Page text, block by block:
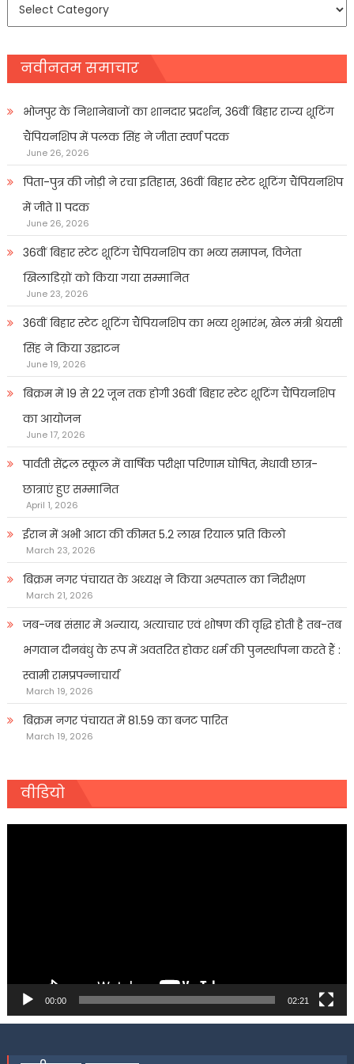
नवीनतम समाचार
भोजपुर के निशानेबाजों का शानदार प्रदर्शन, 36वीं बिहार राज्य शूटिंग
चैंपियनशिप में पलक सिंह ने जीता स्वर्ण पदक
June 26, 2026
पिता-पुत्र की जोड़ी ने रचा इतिहास, 36वीं बिहार स्टेट शूटिंग चैंपियनशिप
में जीते 11 पदक
June 26, 2026
36वीं बिहार स्टेट शूटिंग चैंपियनशिप का भव्य समापन, विजेता
खिलाडिय़ों को किया गया सम्मानित
June 23, 2026
36वीं बिहार स्टेट शूटिंग चैंपियनशिप का भव्य शुभारंभ, खेल मंत्री श्रेयसी
सिंह ने किया उद्घाटन
June 19, 2026
बिक्रम में 19 से 22 जून तक होगी 36वीं बिहार स्टेट शूटिंग चैंपियनशिप
का आयोजन
June 17, 2026
पार्वती सेंट्रल स्कूल में वार्षिक परीक्षा परिणाम घोषित, मेधावी छात्र-
छात्राएं हुए सम्मानित
April 1, 2026
ईरान में अभी आटा की कीमत 5.2 लाख रियाल प्रति किलो
March 23, 2026
बिक्रम नगर पंचायत के अध्यक्ष ने किया अस्पताल का निरीक्षण
March 21, 2026
जब-जब संसार में अन्याय, अत्याचार एवं शोषण की वृद्धि होती है तब-तब
भगवान दीनबंधु के रूप में अवतरित होकर धर्म की पुनर्स्थापना करते हैं :
स्वामी रामप्रपन्नाचार्य
March 19, 2026
बिक्रम नगर पंचायत में 81.59 का बजट पारित
March 19, 2026
वीडियो
00:00 02:21